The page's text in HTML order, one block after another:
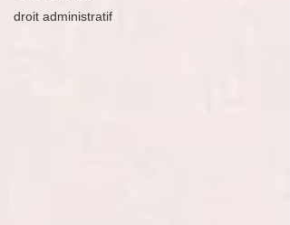
droit administratif